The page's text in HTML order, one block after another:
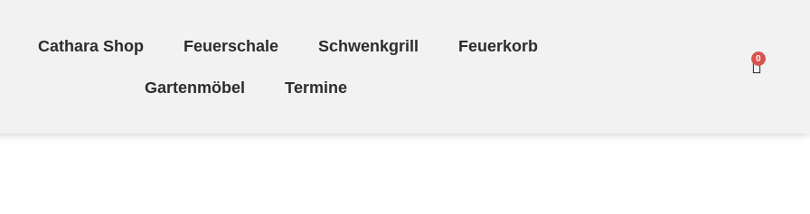
Cathara Shop Feuerschale Schwenkgrill Feuerkorb
Gartenmöbel Termine
0